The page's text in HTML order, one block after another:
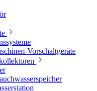
Vorschaltgeräte